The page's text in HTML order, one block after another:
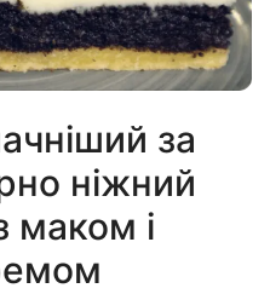
за
ніжний
маком і